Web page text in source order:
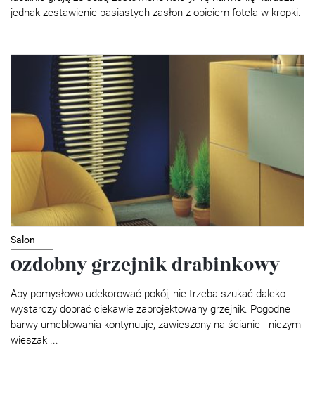
jednak zestawienie pasiastych zasłon z obiciem fotela w kropki.
Salon
Ozdobny grzejnik drabinkowy
Aby pomysłowo udekorować pokój, nie trzeba szukać daleko -
wystarczy dobrać ciekawie zaprojektowany grzejnik. Pogodne
barwy umeblowania kontynuuje, zawieszony na ścianie - niczym
wieszak ...